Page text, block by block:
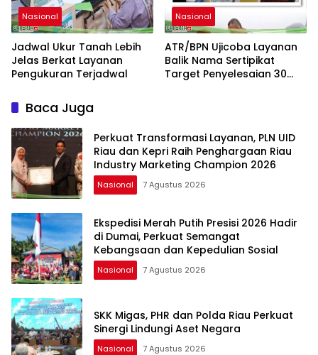
Nasional
Jadwal Ukur Tanah Lebih
Jelas Berkat Layanan
Pengukuran Terjadwal
Nasional
ATR/BPN Ujicoba Layanan
Balik Nama Sertipikat
Target Penyelesaian 30
Baca Juga
Perkuat Transformasi Layanan, PLN UID
Riau dan Kepri Raih Penghargaan Riau
Industry Marketing Champion 2026
Nasional 7 Agustus 2026
Ekspedisi Merah Putih Presisi 2026 Hadir
di Dumai, Perkuat Semangat
Kebangsaan dan Kepedulian Sosial
Nasional 7 Agustus 2026
SKK Migas, PHR dan Polda Riau Perkuat
Sinergi Lindungi Aset Negara
Nasional 7 Agustus 2026